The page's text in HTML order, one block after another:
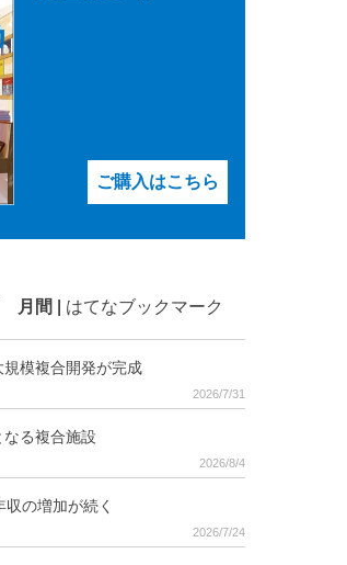
ご購入はこちら
月間 はてなブックマーク
模複合開発が完成
2026/7/31
る複合施設
2026/8/4
の増加が続く
2026/7/24